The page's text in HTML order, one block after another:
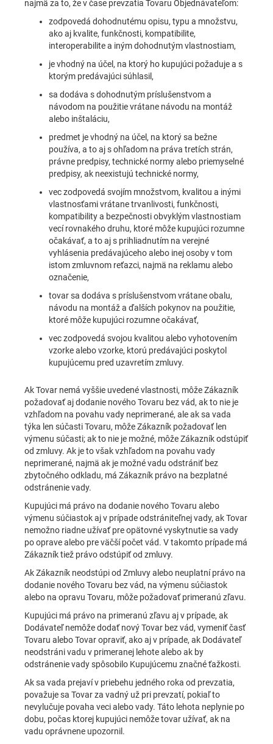
najmä za to, že v čase prevzatia Tovaru Objednávateľom:
zodpovedá dohodnutému opisu, typu a množstvu,
ako aj kvalite, funkčnosti, kompatibilite,
interoperabilite a iným dohodnutým vlastnostiam,
je vhodný na účel, na ktorý ho kupujúci požaduje a s
ktorým predávajúci súhlasil,
sa dodáva s dohodnutým príslušenstvom a
návodom na použitie vrátane návodu na montáž
alebo inštaláciu,
predmet je vhodný na účel, na ktorý sa bežne
používa, a to aj s ohľadom na práva tretích strán,
právne predpisy, technické normy alebo priemyselné
predpisy, ak neexistujú technické normy,
vec zodpovedá svojím množstvom, kvalitou a inými
vlastnosťami vrátane trvanlivosti, funkčnosti,
kompatibility a bezpečnosti obvyklým vlastnostiam
vecí rovnakého druhu, ktoré môže kupujúci rozumne
očakávať, a to aj s prihliadnutím na verejné
vyhlásenia predávajúceho alebo inej osoby v tom
istom zmluvnom reťazci, najmä na reklamu alebo
označenie,
tovar sa dodáva s príslušenstvom vrátane obalu,
návodu na montáž a ďalších pokynov na použitie,
ktoré môže kupujúci rozumne očakávať,
vec zodpovedá svojou kvalitou alebo vyhotovením
vzorke alebo vzorke, ktorú predávajúci poskytol
kupujúcemu pred uzavretím zmluvy.
Ak Tovar nemá vyššie uvedené vlastnosti, môže Zákazník
požadovať aj dodanie nového Tovaru bez vád, ak to nie je
vzhľadom na povahu vady neprimerané, ale ak sa vada
týka len súčasti Tovaru, môže Zákazník požadovať len
výmenu súčasti; ak to nie je možné, môže Zákazník odstúpiť
od zmluvy. Ak je to však vzhľadom na povahu vady
neprimerané, najmä ak je možné vadu odstrániť bez
zbytočného odkladu, má Zákazník právo na bezplatné
odstránenie vady.
Kupujúci má právo na dodanie nového Tovaru alebo
výmenu súčiastok aj v prípade odstrániteľnej vady, ak Tovar
nemožno riadne užívať pre opätovné vyskytnutie sa vady
po oprave alebo pre väčší počet vád. V takomto prípade má
Zákazník tiež právo odstúpiť od zmluvy.
Ak Zákazník neodstúpi od Zmluvy alebo neuplatní právo na
dodanie nového Tovaru bez vád, na výmenu súčiastok
alebo na opravu Tovaru, môže požadovať primeranú zľavu.
Kupujúci má právo na primeranú zľavu aj v prípade, ak
Dodávateľ nemôže dodať nový Tovar bez vád, vymeniť časť
Tovaru alebo Tovar opraviť, ako aj v prípade, ak Dodávateľ
neodstráni vadu v primeranej lehote alebo ak by
odstránenie vady spôsobilo Kupujúcemu značné ťažkosti.
Ak sa vada prejaví v priebehu jedného roka od prevzatia,
považuje sa Tovar za vadný už pri prevzatí, pokiaľ to
nevylučuje povaha veci alebo vady. Táto lehota neplynie po
dobu, počas ktorej kupujúci nemôže tovar užívať, ak na
vadu oprávnene upozornil.